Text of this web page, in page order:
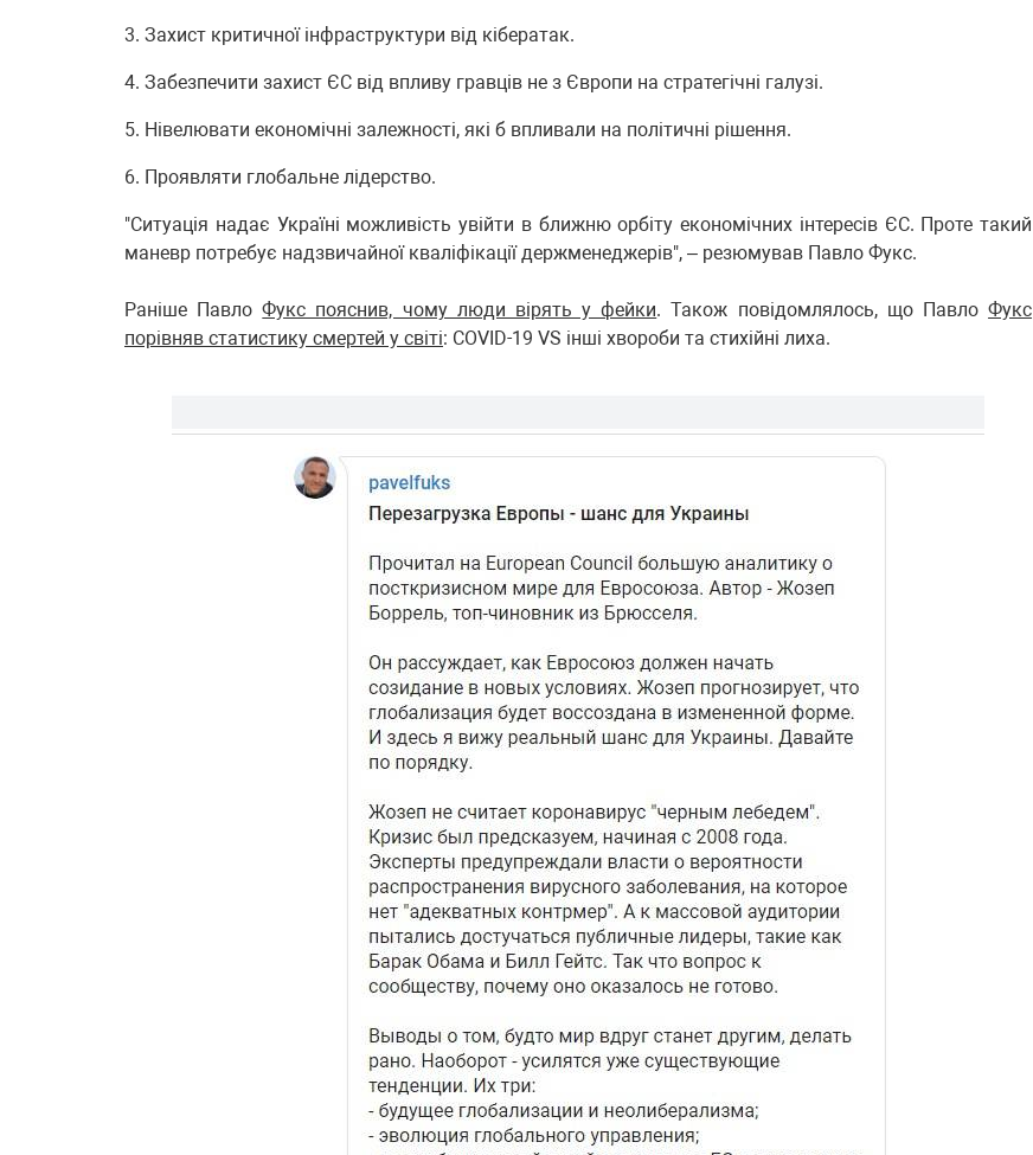
3. Захист критичної інфраструктури від кібератак.
4. Забезпечити захист ЄС від впливу гравців не з Європи на стратегічні галузі.
5. Нівелювати економічні залежності, які б впливали на політичні рішення.
6. Проявляти глобальне лідерство.
"Ситуація надає Україні можливість увійти в ближню орбіту економічних інтересів ЄС. Проте такий
маневр потребує надзвичайної кваліфікації держменеджерів", – резюмував Павло Фукс.
Раніше ПавлоФукс пояснив, чому люди вірять у фейки. Також повідомлялось, що ПавлоФукс
порівняв статистику смертей у світі: COVID-19 VS інші хвороби та стихійні лиха.